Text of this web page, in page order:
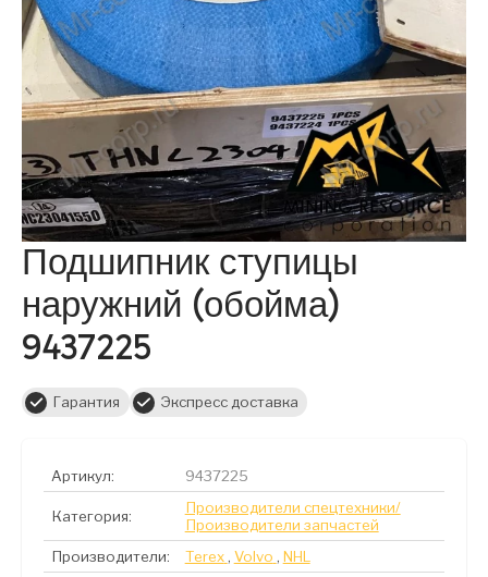
Подшипник ступицы
наружний (обойма)
9437225
Гарантия Экспресс доставка
Артикул: 9437225
Категория:
Производители спецтехники/
Производители запчастей
Производители:
Terex , Volvo , NHL